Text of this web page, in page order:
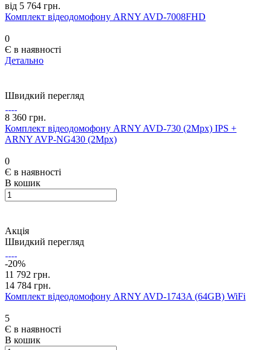
від 5 764 грн.
Комплект відеодомофону ARNY AVD-7008FHD
0
Є в наявності
Детально
Швидкий перегляд
8 360 грн.
Комплект відеодомофону ARNY AVD-730 (2Mpx) IPS +
ARNY AVP-NG430 (2Mpx)
0
Є в наявності
В кошик
Акція
Швидкий перегляд
-20%
11 792 грн.
14 784 грн.
Комплект відеодомофону ARNY AVD-1743A (64GB) WiFi
5
Є в наявності
В кошик